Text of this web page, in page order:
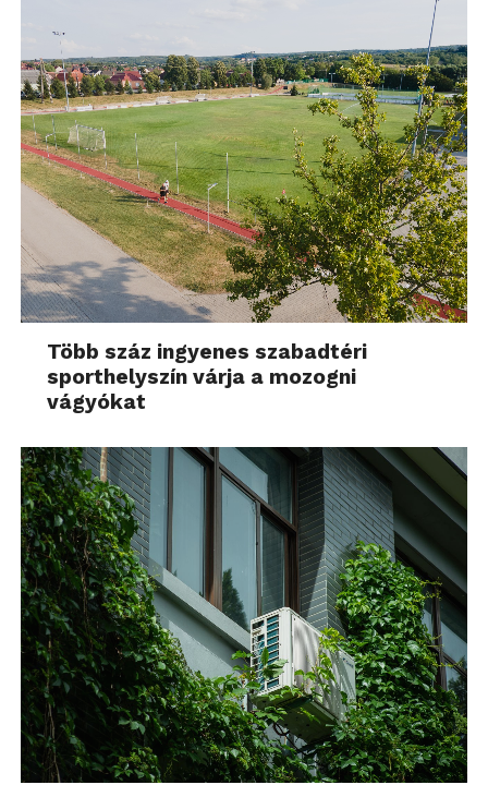
Több száz ingyenes szabadtéri
sporthelyszín várja a mozogni
vágyókat